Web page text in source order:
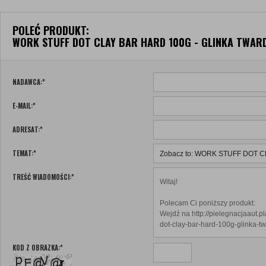
POLEĆ PRODUKT:
WORK STUFF DOT CLAY BAR HARD 100G - GLINKA
NADAWCA:*
E-MAIL:*
ADRESAT:*
TEMAT:*
TREŚĆ WIADOMOŚCI:*
KOD Z OBRAZKA:*